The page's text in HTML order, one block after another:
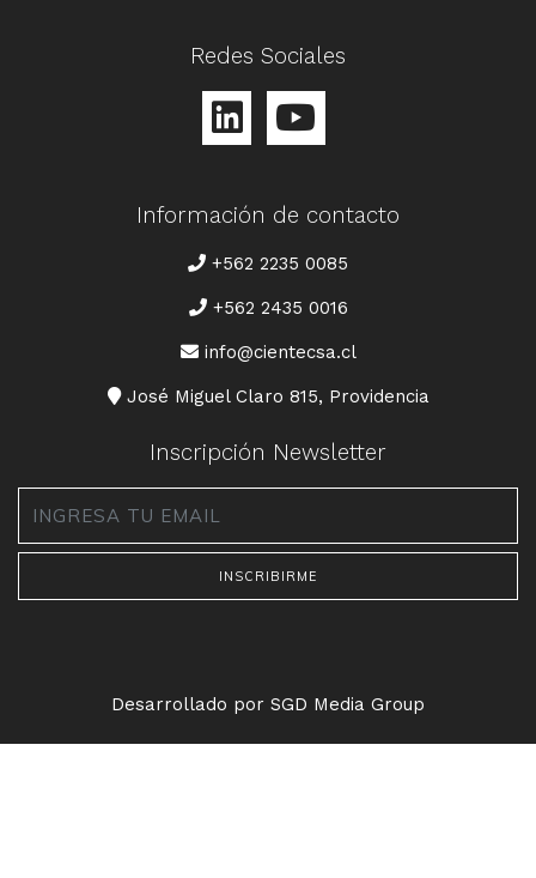
Redes Sociales
Información de contacto
TELÉFONO
+562 2235 0085
+562 2435 0016
CORREO
info@cientecsa.cl
DIRECCIÓN
José Miguel Claro 815, Providencia
Inscripción Newsletter
Desarrollado por SGD Media Group